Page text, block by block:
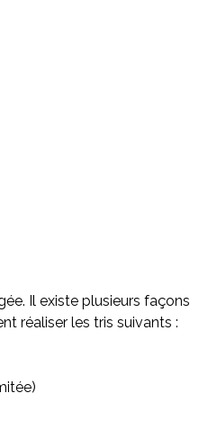
Il existe plusieurs façons
réaliser les tris suivants :